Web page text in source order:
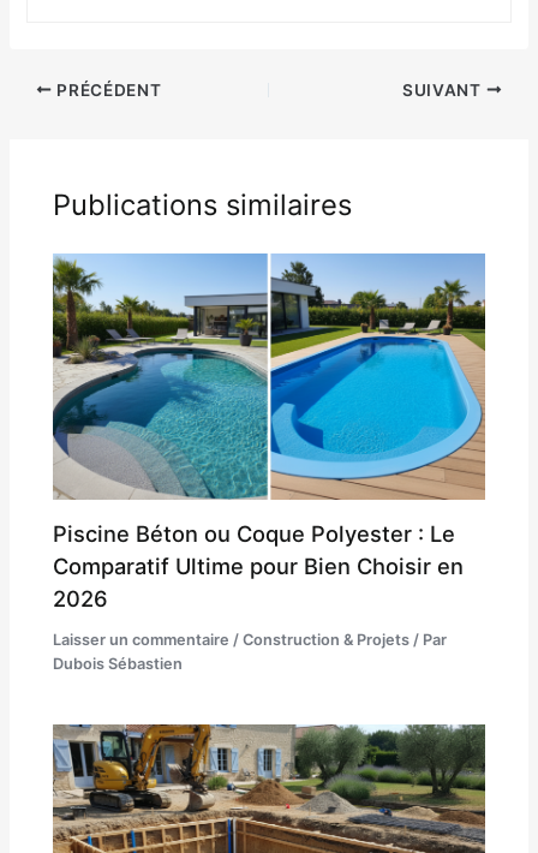
PRÉCÉDENT SUIVANT
Publications similaires
Piscine Béton ou Coque Polyester : Le
Comparatif Ultime pour Bien Choisir en
2026
Laisser un commentaire /Construction & Projets / Par
Dubois Sébastien